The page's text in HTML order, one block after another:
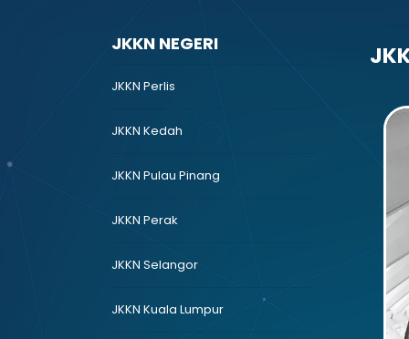
JKKN NEGERI
JKKN Perlis
JKKN Kedah
JKKN Pulau Pinang
JKKN Perak
JKKN Selangor
JKKN Kuala Lumpur